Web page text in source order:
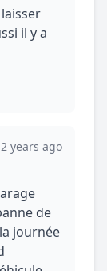
il y a
2 years ago
de
journée